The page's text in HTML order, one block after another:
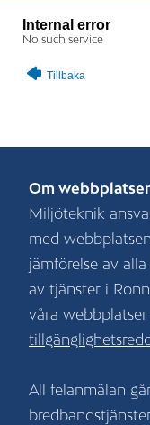
Internal error
No such service
Tillbaka
Om
Miljöteknik
med
jämförelse av
av tjänster i
våra
All felanmälan